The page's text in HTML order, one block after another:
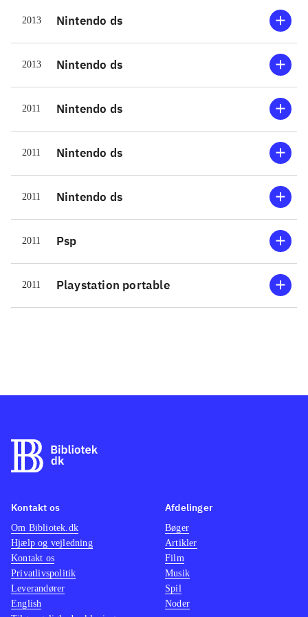
2013 Nintendo ds
2013 Nintendo ds
2011 Nintendo ds
2011 Nintendo ds
2011 Nintendo ds
2011 Psp
2011 Playstation portable
Kontakt os
Om Bibliotek.dk
Hjælp og vejledning
Kontakt os
Privatlivspolitik
Leverandører
English
Afdelinger
Bøger
Artikler
Film
Musik
Spil
Noder